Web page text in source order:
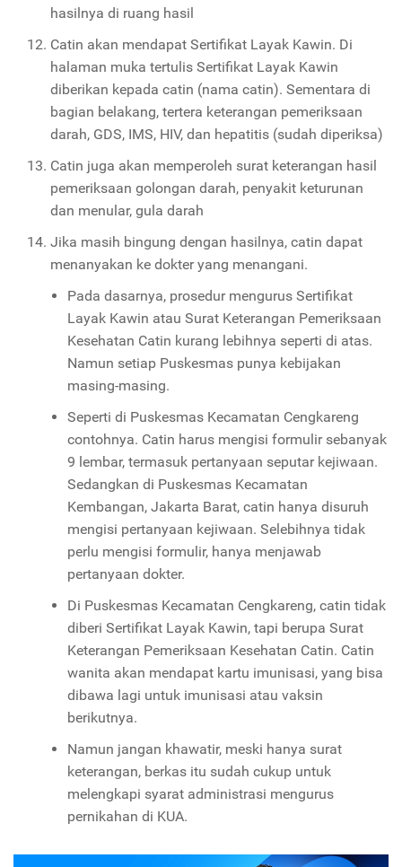
hasilnya di ruang hasil
Catin akan mendapat Sertifikat Layak Kawin. Di
halaman muka tertulis Sertifikat Layak Kawin
diberikan kepada catin (nama catin). Sementara di
bagian belakang, tertera keterangan pemeriksaan
darah, GDS, IMS, HIV, dan hepatitis (sudah diperiksa)
Catin juga akan memperoleh surat keterangan hasil
pemeriksaan golongan darah, penyakit keturunan
dan menular, gula darah
Jika masih bingung dengan hasilnya, catin dapat
menanyakan ke dokter yang menangani.
Pada dasarnya, prosedur mengurus Sertifikat
Layak Kawin atau Surat Keterangan Pemeriksaan
Kesehatan Catin kurang lebihnya seperti di atas.
Namun setiap Puskesmas punya kebijakan
masing-masing.
Seperti di Puskesmas Kecamatan Cengkareng
contohnya. Catin harus mengisi formulir sebanyak
9 lembar, termasuk pertanyaan seputar kejiwaan.
Sedangkan di Puskesmas Kecamatan
Kembangan, Jakarta Barat, catin hanya disuruh
mengisi pertanyaan kejiwaan. Selebihnya tidak
perlu mengisi formulir, hanya menjawab
pertanyaan dokter.
Di Puskesmas Kecamatan Cengkareng, catin tidak
diberi Sertifikat Layak Kawin, tapi berupa Surat
Keterangan Pemeriksaan Kesehatan Catin. Catin
wanita akan mendapat kartu imunisasi, yang bisa
dibawa lagi untuk imunisasi atau vaksin
berikutnya.
Namun jangan khawatir, meski hanya surat
keterangan, berkas itu sudah cukup untuk
melengkapi syarat administrasi mengurus
pernikahan di KUA.